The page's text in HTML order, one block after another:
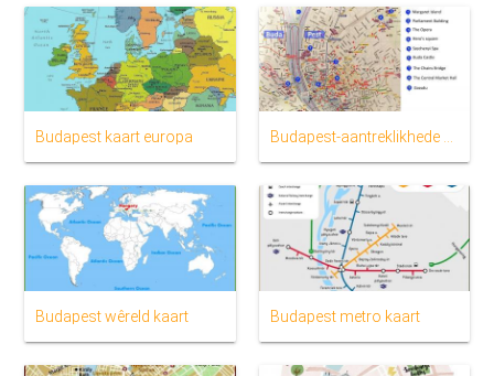
Budapest kaart europa Budapest-aantreklikhede kaart
Budapest wêreld kaart Budapest metro kaart